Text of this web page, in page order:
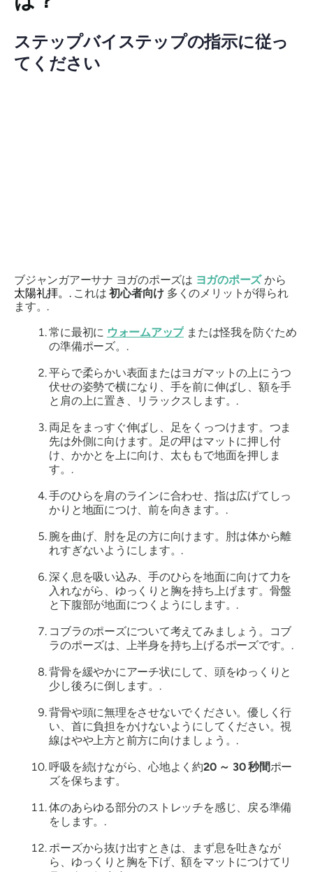
ステップバイステップの指示に従っ
てください
ブジャンガアーサナ ヨガのポーズは ヨガのポーズから
太陽礼拝。.これは初心者向け 多くのメリットが得られ
ます。.
常に最初に ウォームアップ または怪我を防ぐため
の準備ポーズ。.
平らで柔らかい表面またはヨガマットの上にうつ
伏せの姿勢で横になり、手を前に伸ばし、額を手
と肩の上に置き、リラックスします。.
両足をまっすぐ伸ばし、足をくっつけます。つま
先は外側に向けます。足の甲はマットに押し付
け、かかとを上に向け、太ももで地面を押しま
す。.
手のひらを肩のラインに合わせ、指は広げてしっ
かりと地面につけ、前を向きます。.
腕を曲げ、肘を足の方に向けます。肘は体から離
れすぎないようにします。.
深く息を吸い込み、手のひらを地面に向けて力を
入れながら、ゆっくりと胸を持ち上げます。骨盤
と下腹部が地面につくようにします。.
コブラのポーズについて考えてみましょう。コブ
ラのポーズは、上半身を持ち上げるポーズです。.
背骨を緩やかにアーチ状にして、頭をゆっくりと
少し後ろに倒します。.
背骨や頭に無理をさせないでください。優しく行
い、首に負担をかけないようにしてください。視
線はやや上方と前方に向けましょう。.
呼吸を続けながら、心地よく約20 ～ 30 秒間ポー
ズを保ちます。
体のあらゆる部分のストレッチを感じ、戻る準備
をします。.
ポーズから抜け出すときは、まず息を吐きなが
ら、ゆっくりと胸を下げ、額をマットにつけてリ